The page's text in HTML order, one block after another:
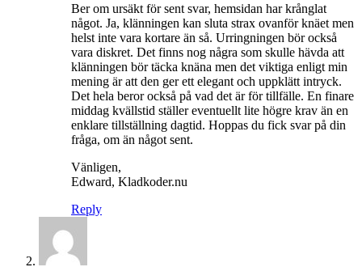
Ber om ursäkt för sent svar, hemsidan har krånglat
något. Ja, klänningen kan sluta strax ovanför knäet men
helst inte vara kortare än så. Urringningen bör också
vara diskret. Det finns nog några som skulle hävda att
klänningen bör täcka knäna men det viktiga enligt min
mening är att den ger ett elegant och uppklätt intryck.
Det hela beror också på vad det är för tillfälle. En finare
middag kvällstid ställer eventuellt lite högre krav än en
enklare tillställning dagtid. Hoppas du fick svar på din
fråga, om än något sent.
Vänligen,
Edward, Kladkoder.nu
Reply